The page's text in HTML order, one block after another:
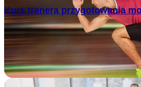
Kurs trenera przygotowania